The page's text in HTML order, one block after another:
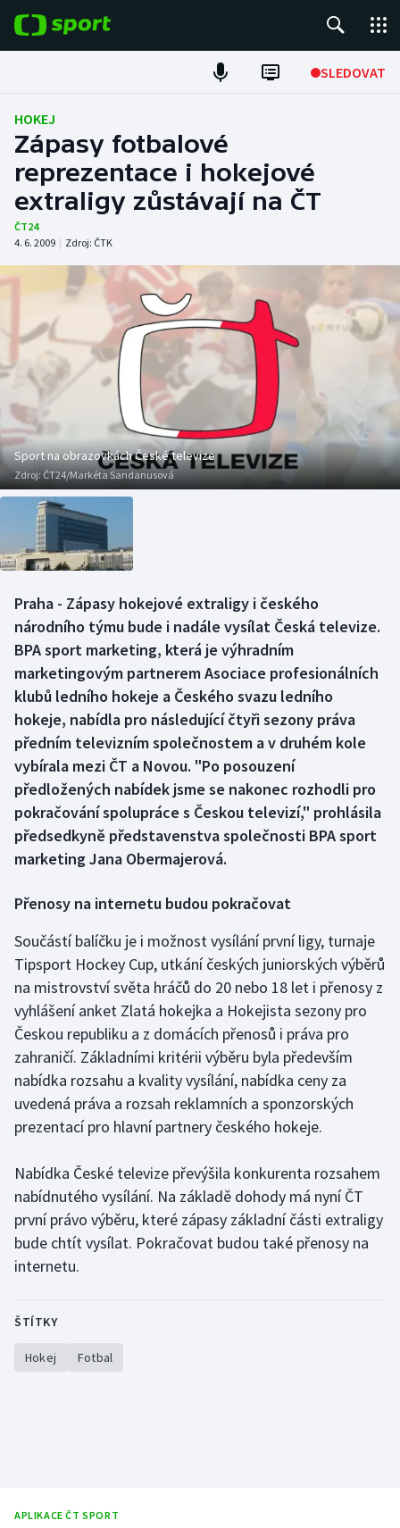
SLEDOVAT
Fotbal
Hokej
Tenis
Atletika
Cyklistika
DALŠÍ SPORTY
Americký fotbal
Baseball a softbal
Basketbal
Biatlon
Boby a skeleton
Curling
Dostihy
Florbal
Futsal
Golf
Gymnastika
Judo
Krasobruslení
Lezení
Lyže a snowboard
Moderní pětiboj
Motorsport
Olympijské hry
Parasport
Plavání
Plážový volejbal
NEPŘEHLÉDNĚTE
Soutěže
Historické návraty
Aplikace ČT sport
AZ kvíz
HOKEJ
Zápasy fotbalové
reprezentace i hokejové
extraligy zůstávají na ČT
ČT24
4. 6. 2009 | Zdroj: ČTK
Sport na obrazovkách České televize
Zdroj:ČT24/Markéta Sandanusová
Praha - Zápasy hokejové extraligy i českého
národního týmu bude i nadále vysílat Česká televize.
BPA sport marketing, která je výhradním
marketingovým partnerem Asociace profesionálních
klubů ledního hokeje a Českého svazu ledního
hokeje, nabídla pro následující čtyři sezony práva
předním televizním společnostem a v druhém kole
vybírala mezi ČT a Novou. "Po posouzení
předložených nabídek jsme se nakonec rozhodli pro
pokračování spolupráce s Českou televizí," prohlásila
předsedkyně představenstva společnosti BPA sport
marketing Jana Obermajerová.
Přenosy na internetu budou pokračovat
Součástí balíčku je i možnost vysílání první ligy, turnaje
Tipsport Hockey Cup, utkání českých juniorských výběrů
na mistrovství světa hráčů do 20 nebo 18 let i přenosy z
vyhlášení anket Zlatá hokejka a Hokejista sezony pro
Českou republiku a z domácích přenosů i práva pro
zahraničí. Základními kritérii výběru byla především
nabídka rozsahu a kvality vysílání, nabídka ceny za
uvedená práva a rozsah reklamních a sponzorských
prezentací pro hlavní partnery českého hokeje.
Nabídka České televize převýšila konkurenta rozsahem
nabídnutého vysílání. Na základě dohody má nyní ČT
první právo výběru, které zápasy základní části extraligy
bude chtít vysílat. Pokračovat budou také přenosy na
internetu.
ŠTÍTKY
Hokej Fotbal
APLIKACE ČT SPORT